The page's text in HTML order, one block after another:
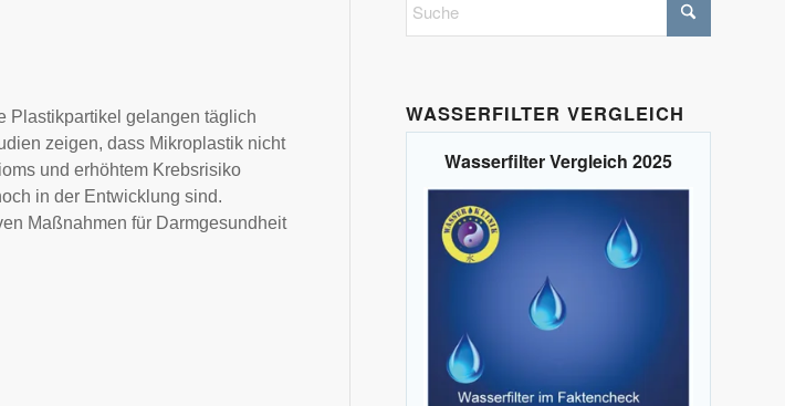
Plastikpartikel gelangen täglich
zeigen, dass Mikroplastik nicht
und erhöhtem Krebsrisiko
in der Entwicklung sind.
Maßnahmen für Darmgesundheit
WASSERFILTER VERGLEICH
Wasserfilter Vergleich 2025